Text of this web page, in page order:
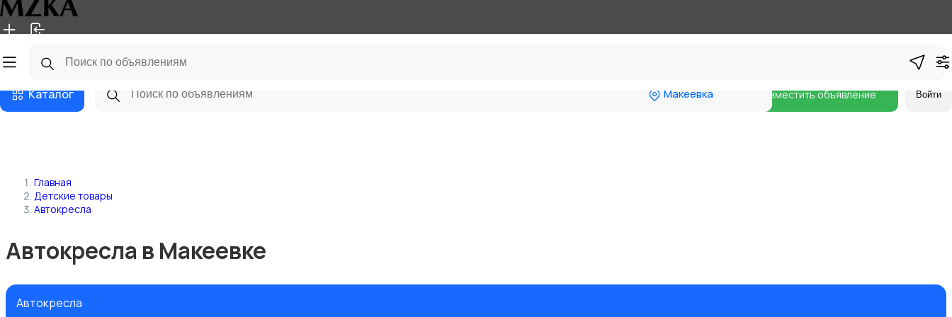
Главная Магазины
Каталог Макеевка Разместить объявление Войти
Главная
Детские товары
Автокресла
Автокресла в Макеевке
Автокресла